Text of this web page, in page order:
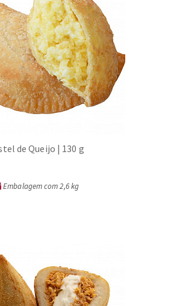
de Queijo | 130 g
Embalagem com 2,6 kg